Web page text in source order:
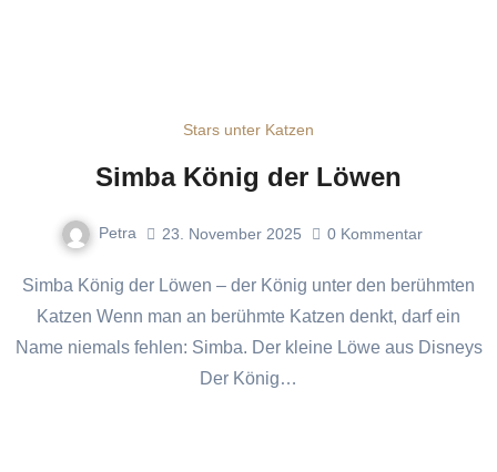
Stars unter Katzen
Simba König der Löwen
Petra 23. November 2025 0 Kommentar
Simba König der Löwen – der König unter den berühmten
Katzen Wenn man an berühmte Katzen denkt, darf ein
Name niemals fehlen: Simba. Der kleine Löwe aus Disneys
Der König…